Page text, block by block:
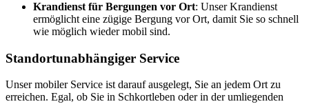
Krandienst für Bergungen vor Ort: Unser Krandienst
ermöglicht eine zügige Bergung vor Ort, damit Sie so schnell
wie möglich wieder mobil sind.
Standortunabhängiger Service
Unser mobiler Service ist darauf ausgelegt, Sie an jedem Ort zu
erreichen. Egal, ob Sie in Schkortleben oder in der umliegenden